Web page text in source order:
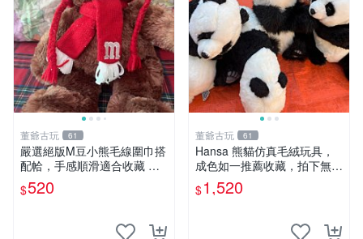
董爺古玩 61
嚴選絕版M豆小熊毛線圍巾搭
配帢，手感順滑適合收藏 絕
版M豆小熊、圍巾、毛線帢
經典好搭
$520
董爺古玩 61
Hansa 熊貓仿真毛絨玩具，
成色如一推薦收藏，拍下無疑
心 熊貓 毛絨玩具 收藏
$1,520